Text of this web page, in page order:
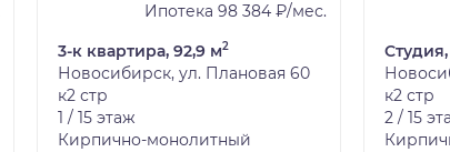
Ипотека 98 384 ₽/мес.
3-к квартира, 92,9 м2
Новосибирск, ул. Плановая 60
к2 стр
1 / 15 этаж
Кирпично-монолитный
к2 стр
2 / 15